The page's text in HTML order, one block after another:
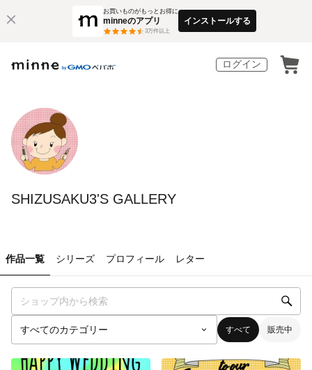
お買いものがもっとお得に
minneのアプリ
3万件以上
インストールする
ログイン
SHIZUSAKU3'S GALLERY
作品一覧 シリーズ プロフィール レター
すべて 販売中